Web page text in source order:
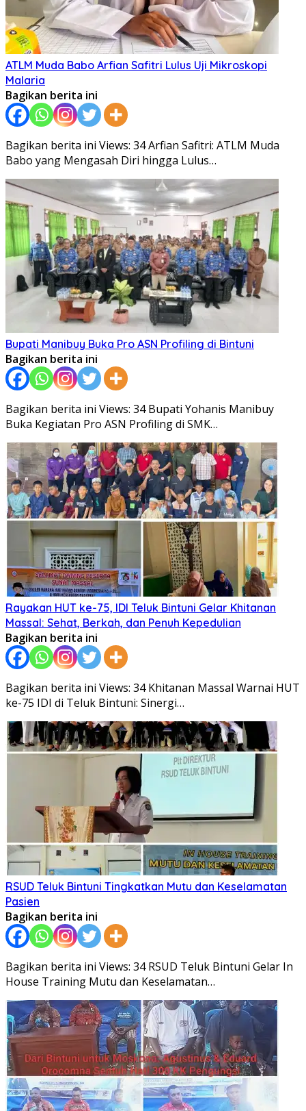
ATLM Muda Babo Arfian Safitri Lulus Uji Mikroskopi
Malaria
Bagikan berita ini
Bagikan berita ini Views: 34 Arfian Safitri: ATLM Muda
Babo yang Mengasah Diri hingga Lulus…
Bupati Manibuy Buka Pro ASN Profiling di Bintuni
Bagikan berita ini
Bagikan berita ini Views: 34 Bupati Yohanis Manibuy
Buka Kegiatan Pro ASN Profiling di SMK…
Rayakan HUT ke-75, IDI Teluk Bintuni Gelar Khitanan
Massal: Sehat, Berkah, dan Penuh Kepedulian
Bagikan berita ini
Bagikan berita ini Views: 34 Khitanan Massal Warnai HUT
ke-75 IDI di Teluk Bintuni: Sinergi…
RSUD Teluk Bintuni Tingkatkan Mutu dan Keselamatan
Pasien
Bagikan berita ini
Bagikan berita ini Views: 34 RSUD Teluk Bintuni Gelar In
House Training Mutu dan Keselamatan…